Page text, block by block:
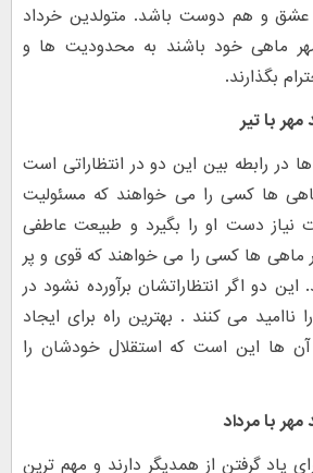
عشق و هم دوست باشد. متولدین خرداد
ماهی خود باشند به محدودیت ها و
بگذارند.
مهر باتیر
در رابطه بین این دو در انتظاراتی است
ها کسی را می خواهند که مسئولیت
نیاز دست او را بگیرد و طبیعت عاطفی
ماهی ها کسی را می خواهند که قوی و پر
این دو اگر انتظاراتشان برآورده نشود در
ناامید می کنند . بهترین راه برای ایجاد
ها این است که استقلال خودشان را
مهر بامرداد
یاد گرفتن از همدیگر دارند و مهم ترین